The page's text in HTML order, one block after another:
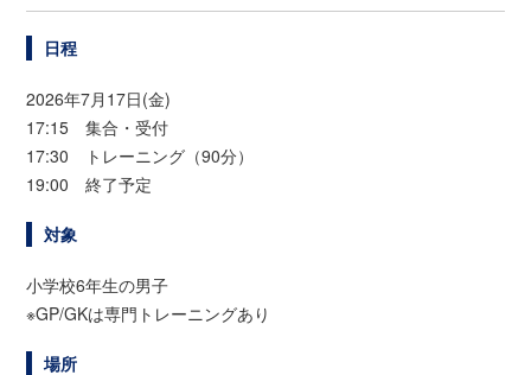
日程
2026年7月17日(金)
17:15 集合・受付
17:30 トレーニング（90分）
19:00 終了予定
対象
小学校6年生の男子
※GP/GKは専門トレーニングあり
場所